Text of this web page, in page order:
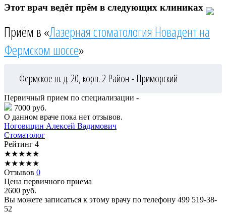
Этот врач ведёт прём в следующих клиниках
Приём в «Лазерная стоматология Новадент на
Фермском шоссе»
Фермское ш. д. 20, корп. 2 Район - Приморский
Первичный прием по специализации -
7000 руб.
О данном враче пока нет отзывов.
Ноговицин Алексей Вадимович
Стоматолог
Рейтинг 4
★★★★★
★★★★★
Отзывов 0
Цена первичного приема
2600 руб.
Вы можете записаться к этому врачу по телефону 499 519-38-
52